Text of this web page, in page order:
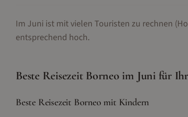
Im Juni ist mit vielen Touristen zu rechnen
entsprechend hoch.
Beste Reisezeit Borneo im Junifür
Beste Reisezeit Borneo mit Kindern